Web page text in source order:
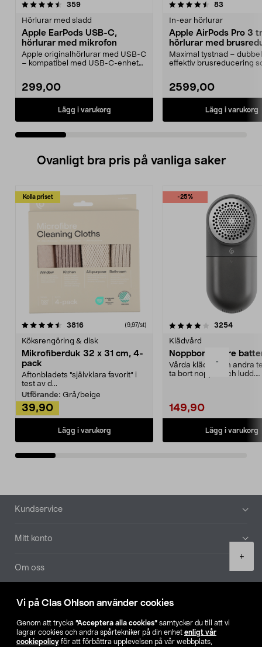
Vi på Clas Ohlson använder cookies
Genom att trycka ”Acceptera alla cookies” samtycker du till att vi
lagrar cookies och andra spårtekniker på din enhet enligt vår
cookiepolicy för att förbättra upplevelsen på vår webbplats,
-
+
359recensioner
Hörlurar med sladd
Apple EarPods USB-C,
hörlurar med mikrofon
Apple originalhörlurar med USB-C
– kompatibel med USB-C-enheter
299,00
Lägg i varukorg
4.5 av 5 stjärnor 83
In-ear hörlurar
Apple AirPods Pro 3
hörlurar med
Maximal tystnad –
effektiv brusreducering
2599,00
Lägg i varukorg
4.5 av 5 stjärnor
Ovanligt bra pris på vanliga saker
Kolla priset
3816recensioner (9,97/st)
Köksrengöring & disk
Mikrofiberduk 32 x 31 cm, 4-
pack
Aftonbladets "självklara favorit” i
test av d...
Utförande: Grå/beige
39,90
Lägg i varukorg
-25%
4.0av 5 stjärnor 3254
Klädvård
Noppborttagare
Vårda kläder och andra
ta bort noppor och ludd.
149,90
Lägg i varukorg
4.5av 5 stjärnor
Sidfot
Kundservice
Mitt konto
Om oss
Aktuellt
Våra bolag